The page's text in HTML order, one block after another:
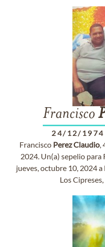
Francisco
24/12/1974
Francisco PerezClaudio,
2024. Un(a) sepelio para
jueves, octubre 10, 2024
Los